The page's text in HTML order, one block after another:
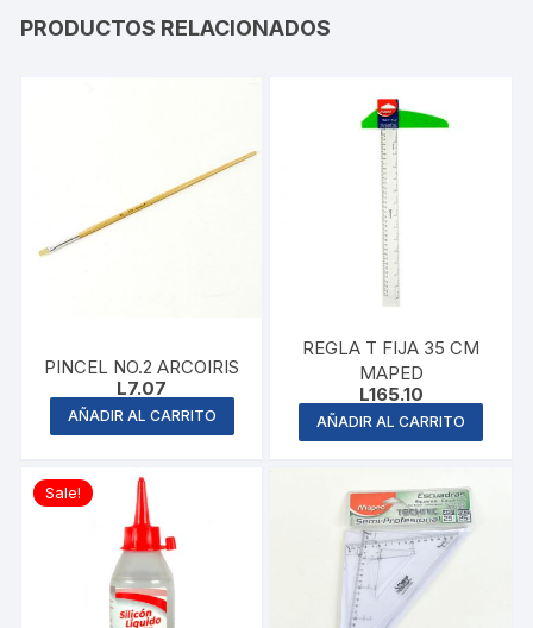
PRODUCTOS RELACIONADOS
PINCEL NO.2 ARCOIRIS
L7.07
AÑADIR AL CARRITO
REGLA T FIJA 35 CM
MAPED
L165.10
AÑADIR AL CARRITO
Sale!